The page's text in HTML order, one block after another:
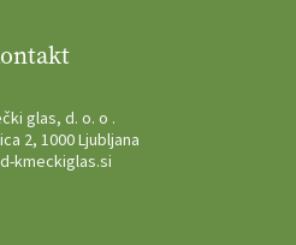
glas, d. o. o .
2, 1000 Ljubljana
kmeckiglas.si